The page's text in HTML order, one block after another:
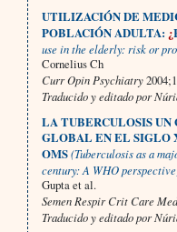
UTILIZACIÓN DE
POBLACIÓN ADULTA: ¿
use in the elderly: risk or
Cornelius Ch
Curr Opin Psychiatry
Traducido y editado por
LA TUBERCULOSIS UN
GLOBAL EN EL SIGLO
OMS(Tuberculosis as a
century: A WHO
Gupta et al.
Semen Respir Crit Care Med
Traducido y editado por